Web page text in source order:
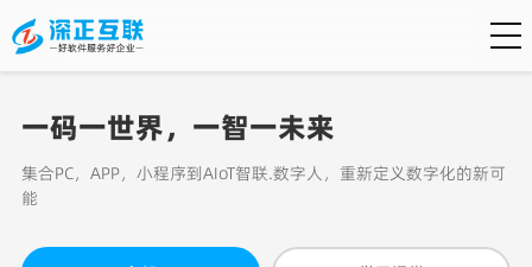
一码一世界，一智一未来
集合PC，APP，小程序到AIoT智联.数字人，重新定义数字化的新可
能